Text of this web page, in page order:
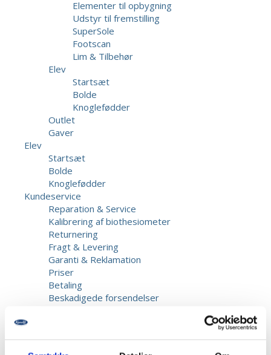
Elementer til opbygning
Udstyr til fremstilling
SuperSole
Footscan
Lim & Tilbehør
Elev
Startsæt
Bolde
Knoglefødder
Outlet
Gaver
Elev
Startsæt
Bolde
Knoglefødder
Kundeservice
Reparation & Service
Kalibrering af biothesiometer
Returnering
Fragt & Levering
Garanti & Reklamation
Priser
Betaling
Beskadigede forsendelser